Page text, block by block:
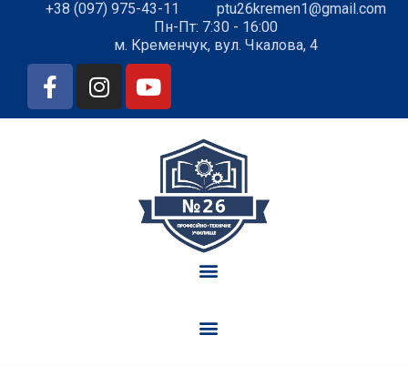
+38 (097) 975-43-11
ptu26kremen1@gmail.com
Пн-Пт: 7:30 - 16:00
м. Кременчук, вул. Чкалова, 4